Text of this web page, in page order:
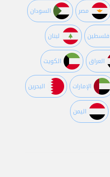
مصر السودان
فلسطين لبنان
العراق الكويت
اﻹمارات البحرين
اليمن